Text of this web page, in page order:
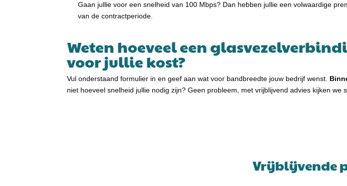
Gaan jullie voor een snelheid van 100 Mbps? Dan hebben jullie een volwaardige
van de contractperiode.
Weten hoeveel een
voor jullie kost?
Vul onderstaand formulier in en geef aan wat voor bandbreedte jouw bedrijf wenst.
niet hoeveel snelheid jullie nodig zijn? Geen probleem, met vrijblijvend advies kijken
Vrijblijvende